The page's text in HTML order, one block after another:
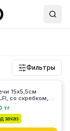
Фильтры
15х5,5см
со скребком,
258/2LC
тг
заказ